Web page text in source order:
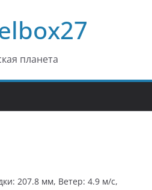
планета
207.8 мм, Ветер: 4.9 м/с,